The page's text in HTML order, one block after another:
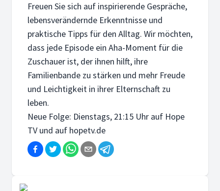
Freuen Sie sich auf inspirierende Gespräche,
lebensverändernde Erkenntnisse und
praktische Tipps für den Alltag. Wir möchten,
dass jede Episode ein Aha-Moment für die
Zuschauer ist, der ihnen hilft, ihre
Familienbande zu stärken und mehr Freude
und Leichtigkeit in ihrer Elternschaft zu
leben.
Neue Folge: Dienstags, 21:15 Uhr auf Hope
TV und auf hopetv.de